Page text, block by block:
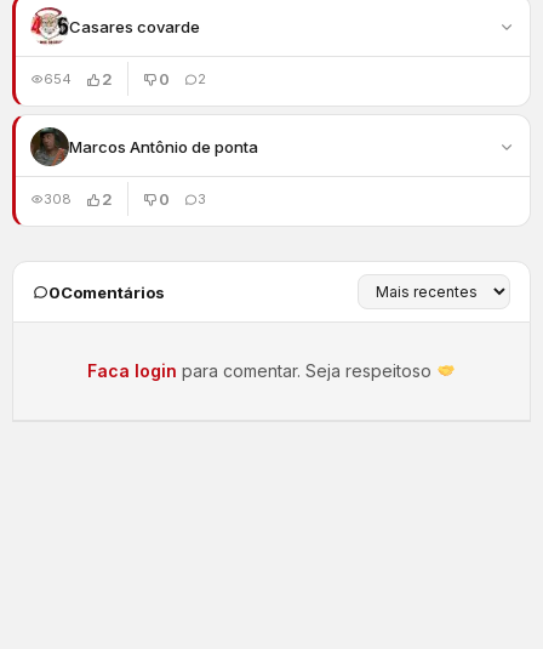
Casares covarde
654 2 0 2
Marcos Antônio de ponta
308 2 0 3
0Comentários
Faca login para comentar. Seja respeitoso